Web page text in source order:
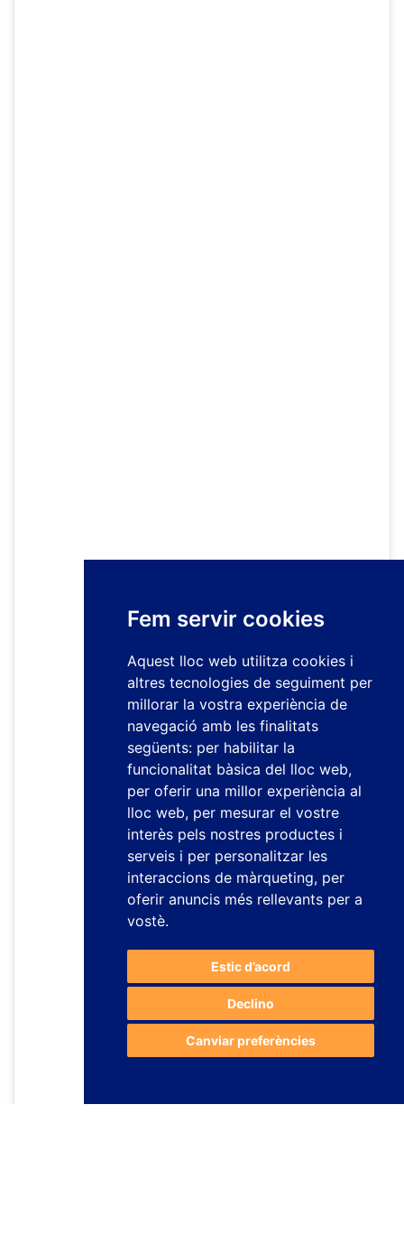
Fem servir cookies
Aquest lloc web utilitza cookies i
altres tecnologies de seguiment per
millorar la vostra experiència de
navegació amb les finalitats
següents: per habilitar la
funcionalitat bàsica del lloc web,
per oferir una millor experiència al
lloc web, per mesurar el vostre
interès pels nostres productes i
serveis i per personalitzar les
interaccions de màrqueting, per
oferir anuncis més rellevants per a
vostè.
Estic d’acord
Declino
Canviar preferències